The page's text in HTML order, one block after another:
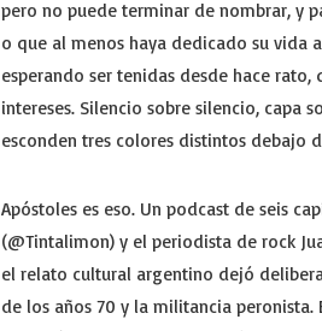
pero no puede terminar de nombrar, y
o que al menos haya dedicado su vida
esperando ser tenidas desde hace
intereses. Silencio sobre silencio, capa
esconden tres colores distintos debajo
Apóstoles es eso. Un podcast de seis
(@Tintalimon) y el periodista de rock
el relato cultural argentino dejó
de los años 70 y la militancia